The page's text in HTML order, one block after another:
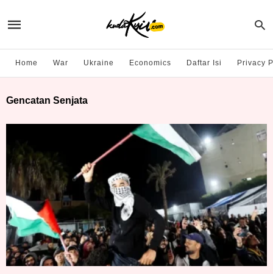
Home War Ukraine Economics Daftar Isi Privacy
Gencatan Senjata